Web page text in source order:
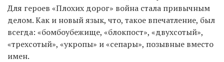
Для героев «Плохих дорог» война стала привычным
делом. Как и новый язык, что, такое впечатление, был
всегда: «бомбоубежище, «блокпост», «двухсотый»,
«трехсотый», «укропы» и «сепары», позывные вместо
имен.